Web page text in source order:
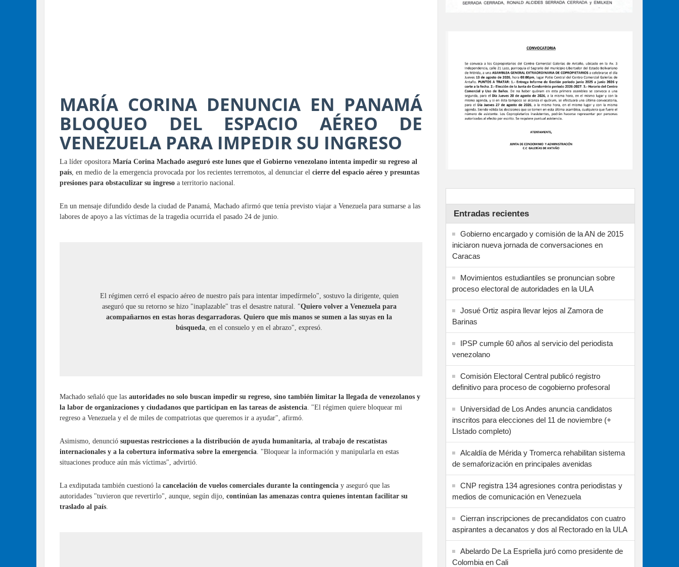
MARÍA CORINA DENUNCIA EN PANAMÁ
BLOQUEO DEL ESPACIO AÉREO DE
VENEZUELA PARA IMPEDIR SU INGRESO
La líder opositora María Corina Machado aseguró este lunes que el Gobierno venezolano intenta impedir su regreso al
país , en medio de la emergencia provocada por los recientes terremotos, al denunciar el cierre del espacio aéreo y presuntas
presiones para obstaculizar su ingreso a territorio nacional.
En un mensaje difundido desde la ciudad de Panamá, Machado afirmó que tenía previsto viajar a Venezuela para sumarse a las
labores de apoyo a las víctimas de la tragedia ocurrida el pasado 24 de junio.
El régimen cerró el espacio aéreo de nuestro país para intentar impedírmelo", sostuvo la dirigente, quien
aseguró que su retorno se hizo "inaplazable" tras el desastre natural. "Quiero volver a Venezuela para
acompañarnos en estas horas desgarradoras. Quiero que mis manos se sumen a las suyas en la
búsqueda , en el consuelo y en el abrazo", expresó.
Machado señaló que las autoridades no solo buscan impedir su regreso, sino también limitar la llegada de venezolanos y
la labor de organizaciones y ciudadanos que participan en las tareas de asistencia . "El régimen quiere bloquear mi
regreso a Venezuela y el de miles de compatriotas que queremos ir a ayudar", afirmó.
Asimismo, denunció supuestas restricciones a la distribución de ayuda humanitaria, al trabajo de rescatistas
internacionales y a la cobertura informativa sobre la emergencia . "Bloquear la información y manipularla en estas
situaciones produce aún más víctimas", advirtió.
La exdiputada también cuestionó la cancelación de vuelos comerciales durante la contingencia y aseguró que las
autoridades "tuvieron que revertirlo", aunque, según dijo, continúan las amenazas contra quienes intentan facilitar su
traslado al país
Entradas recientes
Gobierno encargado y comisión de la AN de 2015
iniciaron nueva jornada de conversaciones en
Caracas
Movimientos estudiantiles se pronuncian sobre
proceso electoral de autoridades en la ULA
Josué Ortiz aspira llevar lejos al Zamora de
Barinas
IPSP cumple 60 años al servicio del periodista
venezolano
Comisión Electoral Central publicó registro
definitivo para proceso de cogobierno profesoral
Universidad de Los Andes anuncia candidatos
inscritos para elecciones del 11 de noviembre (+
LIstado completo)
Alcaldía de Mérida y Tromerca rehabilitan sistema
de semaforización en principales avenidas
CNP registra 134 agresiones contra periodistas y
medios de comunicación en Venezuela
Cierran inscripciones de precandidatos con cuatro
aspirantes a decanatos y dos al Rectorado en la ULA
Abelardo De La Espriella juró como presidente de
Colombia en Cali